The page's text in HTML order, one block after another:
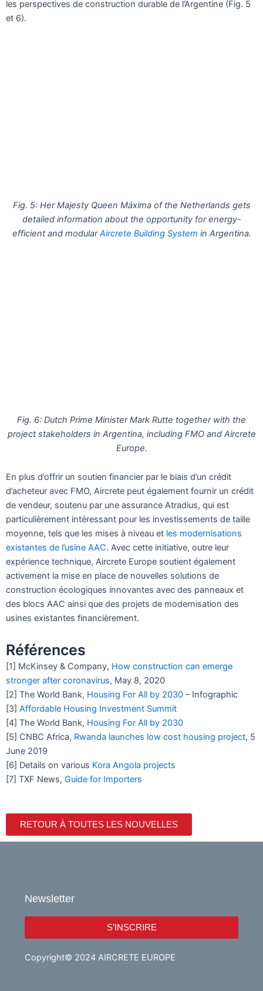
les perspectives de construction durable de l’Argentine (Fig. 5
et 6).
Fig. 5: Her Majesty Queen Máxima of the Netherlands gets
detailed information about the opportunity for energy-
efficient and modularAircrete Building System in Argentina.
Fig. 6: Dutch Prime Minister Mark Rutte together with the
project stakeholders in Argentina, including FMO and Aircrete
Europe.
En plus d’offrir un soutien financier par le biais d’un crédit
d’acheteur avec FMO, Aircrete peut également fournir un crédit
de vendeur, soutenu par une assurance Atradius, qui est
particulièrement intéressant pour les investissements de taille
moyenne, tels que les mises à niveau et les modernisations
existantes de l’usine AAC. Avec cette initiative, outre leur
expérience technique, Aircrete Europe soutient également
activement la mise en place de nouvelles solutions de
construction écologiques innovantes avec des panneaux et
des blocs AAC ainsi que des projets de modernisation des
usines existantes financièrement.
Références
[1] McKinsey & Company, How construction can emerge
stronger after coronavirus, May 8, 2020
[2] The World Bank, Housing For All by 2030 – Infographic
[3] Affordable Housing Investment Summit
[4] The World Bank, Housing For All by 2030
[5] CNBC Africa, Rwanda launches low cost housing project, 5
June 2019
[6] Details on various Kora Angola projects
[7] TXF News, Guide for Importers
RETOUR À TOUTES LES NOUVELLES
Newsletter
S’INSCRIRE
Copyright© 2024 AIRCRETE EUROPE